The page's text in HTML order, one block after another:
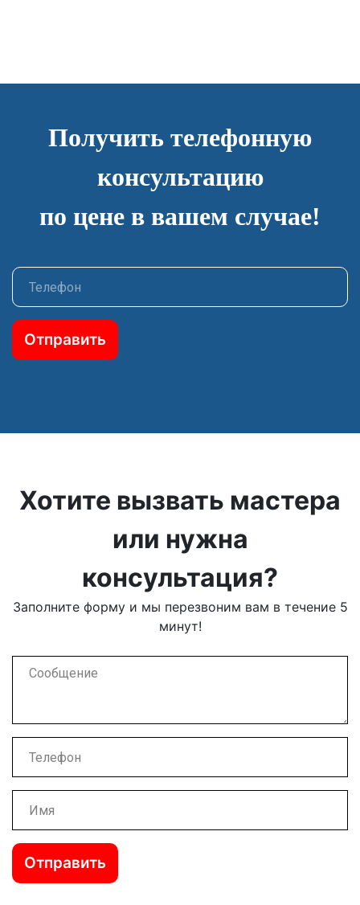
Получить телефонную
консультацию
по цене в вашем случае!
Отправить
Хотите вызвать мастера
или нужна
консультация?
Заполните форму и мы перезвоним вам в течение 5
минут!
Отправить